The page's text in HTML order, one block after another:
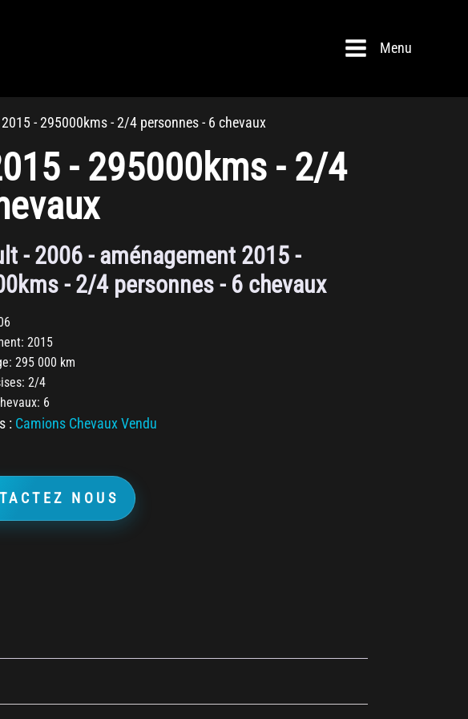
Menu
- 295000kms - 2/4 personnes - 6 chevaux
- 295000kms - 2/4
- 2006 - aménagement 2015 -
- 2/4 personnes - 6 chevaux
2015
295 000 km
2/4
6
: Camions Chevaux Vendu
NOUS